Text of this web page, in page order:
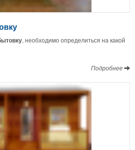
, необходимо определиться на какой
Подробнее